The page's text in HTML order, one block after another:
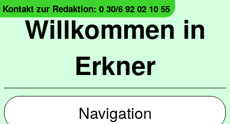
Willkommen in
Erkner
Kontakt zur Redaktion: 0 30/6 92 02 10 55
Navigation